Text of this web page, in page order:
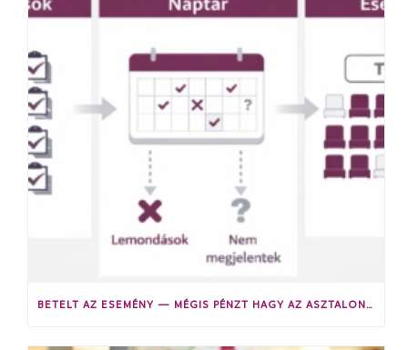
BETELT AZ ESEMÉNY — MÉGIS PÉNZT HAGY AZ ASZTALON? A REJTETT KAPACITÁSVESZTESÉG A SZOLGÁLTATÓ CÉGEKNÉL